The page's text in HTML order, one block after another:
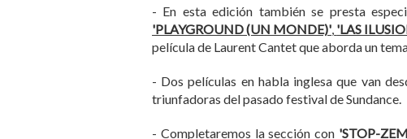
- En esta edición también se presta
'PLAYGROUND (UN MONDE)', 'LAS
película de Laurent Cantet que aborda un
- Dos películas en habla inglesa que van
triunfadoras del pasado festival de Sundance.
- Completaremos la sección con 'STOP-